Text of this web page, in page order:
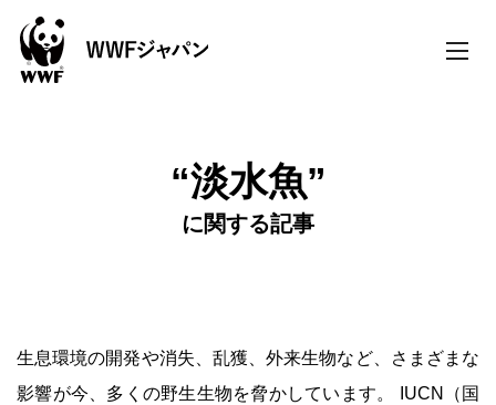
toggle
“淡水魚”
に関する記事
生息環境の開発や消失、乱獲、外来生物など、さまざまな
影響が今、多くの野生生物を脅かしています。 IUCN（国